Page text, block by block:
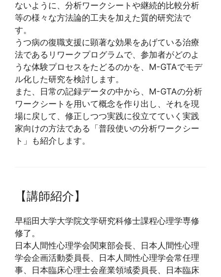
ないように、分析ワークシートや継続的比較分析
等の様々な方法論的工夫を加えた質的研究法で
す。
うつ病の復職支援に顕著な効果をあげている治療
法であるリワークプログラムで、参加者がどのよ
うな体験プロセスをたどるのかを、M-GTAでモデ
ル化した研究を検討します。
また、日常の記録データの中から、M-GTAの分析
ワークシートを用いて概念を作り出し、それを現
場に戻して、修正しつつ実践に役立てていく実践
家向けの方法である「普段使いの分析ワークシー
ト」も紹介します。
【講師紹介】
早稲田大学大学院文学研究科修士課程心理学専修
修了。
日本人間性心理学会関東部会長、日本人間性心理
学会企画活動委員長、日本人間性心理学会常任理
事、日本臨床心理士会産業領域委員長、日本臨床